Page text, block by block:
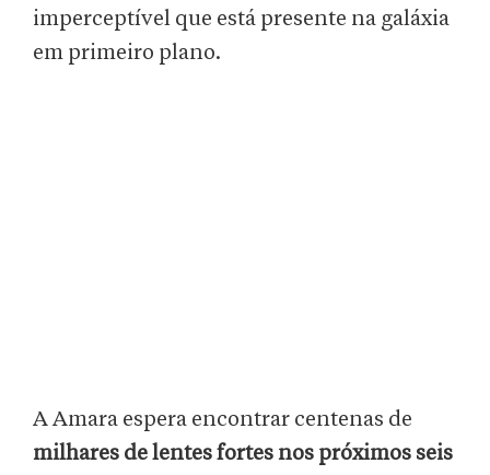
imperceptível que está presente na galáxia
em primeiro plano.
A Amara espera encontrar centenas de
milhares de lentes fortes nos próximos seis